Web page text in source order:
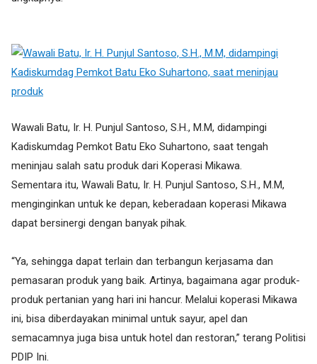
Wawali Batu, Ir. H. Punjul Santoso, S.H., M.M, didampingi
Kadiskumdag Pemkot Batu Eko Suhartono, saat tengah
meninjau salah satu produk dari Koperasi Mikawa.
Sementara itu, Wawali Batu, Ir. H. Punjul Santoso, S.H., M.M,
menginginkan untuk ke depan, keberadaan koperasi Mikawa
dapat bersinergi dengan banyak pihak.
“Ya, sehingga dapat terlain dan terbangun kerjasama dan
pemasaran produk yang baik. Artinya, bagaimana agar produk-
produk pertanian yang hari ini hancur. Melalui koperasi Mikawa
ini, bisa diberdayakan minimal untuk sayur, apel dan
semacamnya juga bisa untuk hotel dan restoran,” terang Politisi
PDIP Ini.